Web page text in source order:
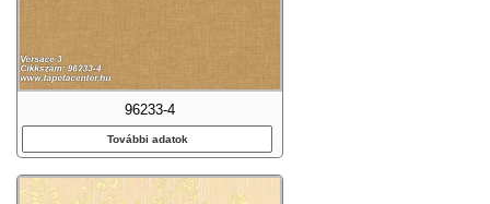
96233-4
További adatok